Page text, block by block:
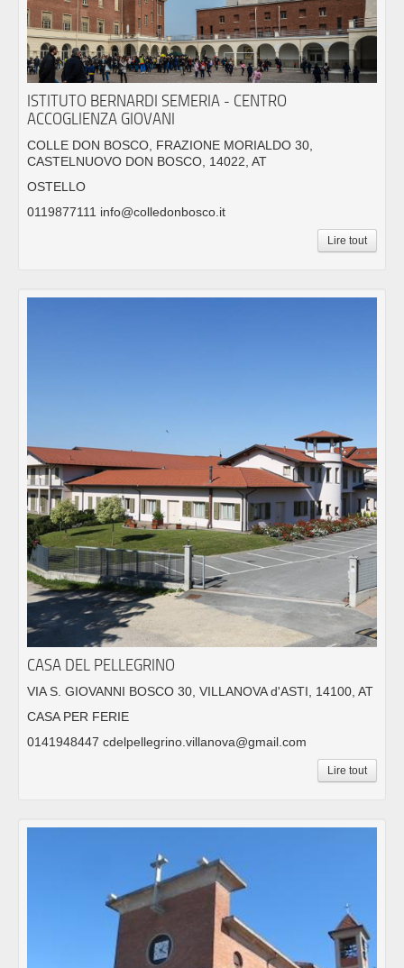
ISTITUTO BERNARDI SEMERIA - CENTRO
ACCOGLIENZA GIOVANI
COLLE DON BOSCO, FRAZIONE MORIALDO 30,
CASTELNUOVO DON BOSCO, 14022, AT
OSTELLO
0119877111 info@colledonbosco.it
Lire tout
CASA DEL PELLEGRINO
VIA S. GIOVANNI BOSCO 30, VILLANOVA d'ASTI, 14100, AT
CASA PER FERIE
0141948447 cdelpellegrino.villanova@gmail.com
Lire tout